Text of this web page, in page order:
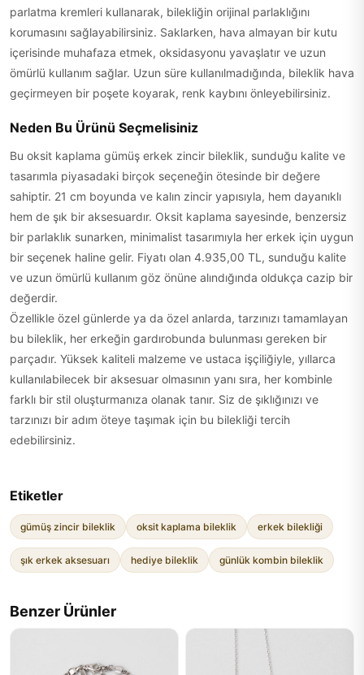
parlatma kremleri kullanarak, bilekliğin orijinal parlaklığını
korumasını sağlayabilirsiniz. Saklarken, hava almayan bir kutu
içerisinde muhafaza etmek, oksidasyonu yavaşlatır ve uzun
ömürlü kullanım sağlar. Uzun süre kullanılmadığında, bileklik hava
geçirmeyen bir poşete koyarak, renk kaybını önleyebilirsiniz.
Neden Bu Ürünü Seçmelisiniz
Bu oksit kaplama gümüş erkek zincir bileklik, sunduğu kalite ve
tasarımla piyasadaki birçok seçeneğin ötesinde bir değere
sahiptir. 21 cm boyunda ve kalın zincir yapısıyla, hem dayanıklı
hem de şık bir aksesuardır. Oksit kaplama sayesinde, benzersiz
bir parlaklık sunarken, minimalist tasarımıyla her erkek için uygun
bir seçenek haline gelir. Fiyatı olan 4.935,00 TL, sunduğu kalite
ve uzun ömürlü kullanım göz önüne alındığında oldukça cazip bir
değerdir.
Özellikle özel günlerde ya da özel anlarda, tarzınızı tamamlayan
bu bileklik, her erkeğin gardırobunda bulunması gereken bir
parçadır. Yüksek kaliteli malzeme ve ustaca işçiliğiyle, yıllarca
kullanılabilecek bir aksesuar olmasının yanı sıra, her kombinle
farklı bir stil oluşturmanıza olanak tanır. Siz de şıklığınızı ve
tarzınızı bir adım öteye taşımak için bu bilekliği tercih
edebilirsiniz.
Etiketler
gümüş zincir bileklik oksit kaplama bileklik erkek bilekliği
şık erkek aksesuarı hediye bileklik günlük kombin bileklik
Benzer Ürünler